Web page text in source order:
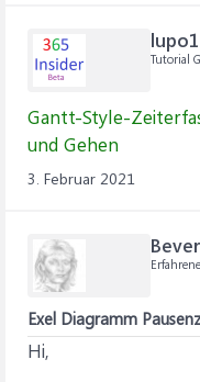
lupo1
Tutorial
Gantt-Style-
und Gehen
3. Februar 2021
Exel Diagramm
Hi,